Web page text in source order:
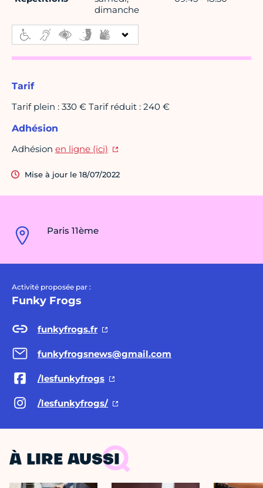
Paris 11ème
Activité proposée par :
Funky Frogs
funkyfrogs.fr
funkyfrogsnews@gmail.com
/lesfunkyfrogs
/lesfunkyfrogs/
dimanche
Tarif
Tarif plein : 330 € Tarif réduit : 240 €
Adhésion
Adhésion en ligne (ici)
Mise à jour le 18/07/2022
À LIRE AUSSI